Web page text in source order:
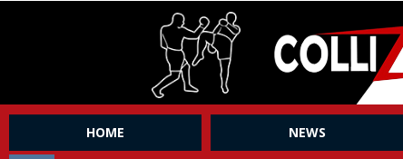
HOME NEWS